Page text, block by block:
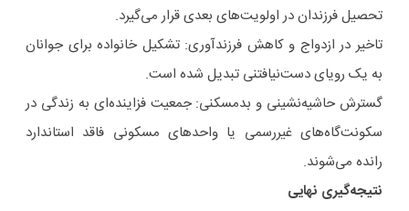
تحصیل فرزندان در اولویت‌های بعدی قرار می‌گیرد.
تاخیر در ازدواج و کاهش فرزندآوری: تشکیل خانواده برای جوانان
به یک رویای دست‌نیافتنی تبدیل شده است.
گسترش حاشیه‌نشینی و بدمسکنی: جمعیت فزاینده‌ای به زندگی در
سکونت‌گاه‌های غیررسمی یا واحدهای مسکونی فاقد استاندارد
رانده می‌شوند.
نتیجه‌گیری نهایی